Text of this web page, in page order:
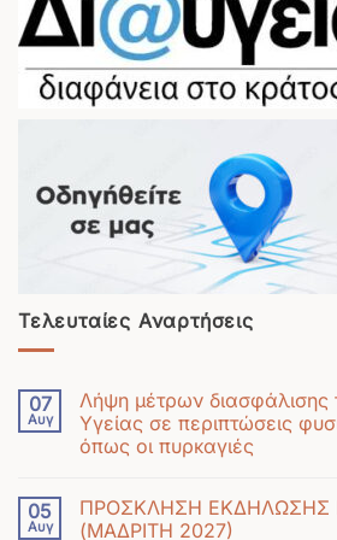
Τελευταίες Αναρτήσεις
07
Αυγ
Λήψη μέτρων διασφάλισης
Υγείας σε περιπτώσεις
όπως οι πυρκαγιές
υπάρχουν
σχόλια
05
Αυγ
ΠΡΟΣΚΛΗΣΗ ΕΚΔΗΛΩΣΗΣ
(ΜΑΔΡΙΤΗ 2027)